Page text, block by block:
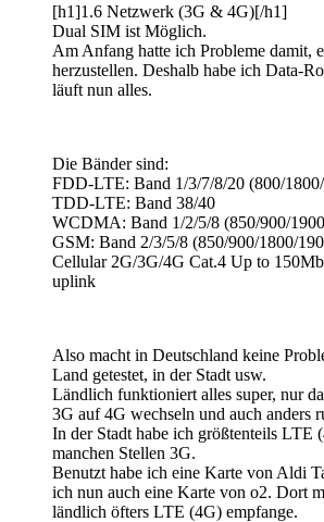
[h1]1.6 Netzwerk (3G & 4G)[/h1]
Dual SIM ist Möglich.
Am Anfang hatte ich Probleme damit,
herzustellen. Deshalb habe ich Data-
läuft nun alles.
Die Bänder sind:
FDD-LTE: Band 1/3/7/8/20 (800/
TDD-LTE: Band 38/40
WCDMA: Band 1/2/5/8 (850/900/
GSM: Band 2/3/5/8 (850/900/1800/
Cellular 2G/3G/4G Cat.4 Up to
uplink
Also macht in Deutschland keine
Land getestet, in der Stadt usw.
Ländlich funktioniert alles super, nur
3G auf 4G wechseln und auch anders
In der Stadt habe ich größtenteils LTE
manchen Stellen 3G.
Benutzt habe ich eine Karte von Aldi
ich nun auch eine Karte von o2. Dort
ländlich öfters LTE (4G) empfange.